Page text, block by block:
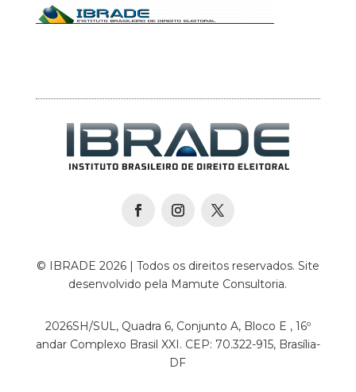
© IBRADE 2026 | Todos os direitos reservados. Site
desenvolvido pela Mamute Consultoria.
2026SH/SUL, Quadra 6, Conjunto A, Bloco E , 16º
andar Complexo Brasil XXI. CEP: 70.322-915, Brasília-
DF